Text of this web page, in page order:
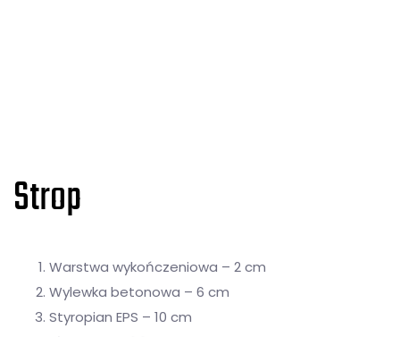
Strop
Warstwa wykończeniowa – 2 cm
Wylewka betonowa – 6 cm
Styropian EPS – 10 cm